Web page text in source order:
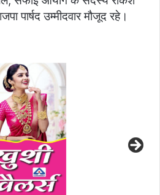
पार्षद उम्मीदवार मौजूद रहे।